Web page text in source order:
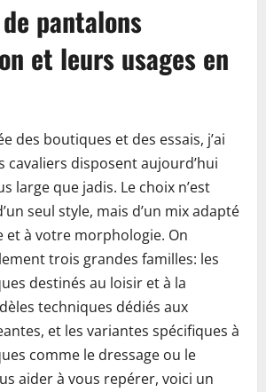
pantalons
et leurs usages en
des boutiques et des essais, j’ai
cavaliers disposent aujourd’hui
large que jadis. Le choix n’est
seul style, mais d’un mix adapté
et à votre morphologie. On
trois grandes familles: les
destinés au loisir et à la
techniques dédiés aux
et les variantes spécifiques à
comme le dressage ou le
aider à vous repérer, voici un